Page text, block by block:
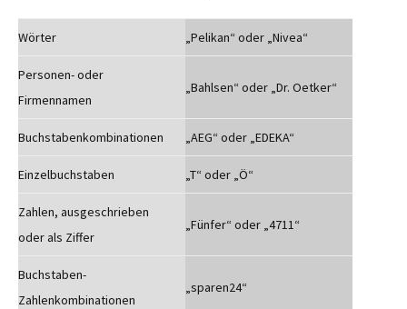
Wörter „Pelikan“ oder „Nivea“
Personen- oder
Firmennamen
„Bahlsen“ oder „Dr. Oetker“
Buchstabenkombinationen „AEG“ oder „EDEKA“
Einzelbuchstaben „T“ oder „Ö“
Zahlen, ausgeschrieben
oder als Ziffer
„Fünfer“ oder „4711“
Buchstaben-
Zahlenkombinationen
„sparen24“